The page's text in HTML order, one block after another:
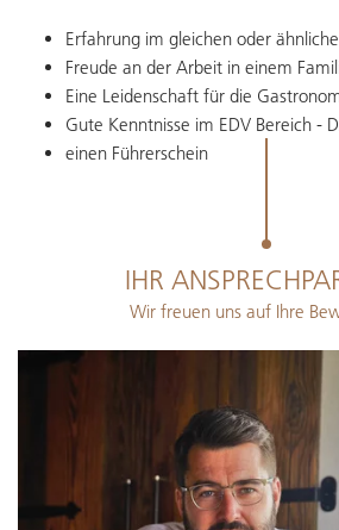
Erfahrung im gleichen oder
Freude an der Arbeit in einem
Eine Leidenschaft für die
Gute Kenntnisse im EDV Bereich -
einen Führerschein
IHR
Wir freuen uns auf Ihre